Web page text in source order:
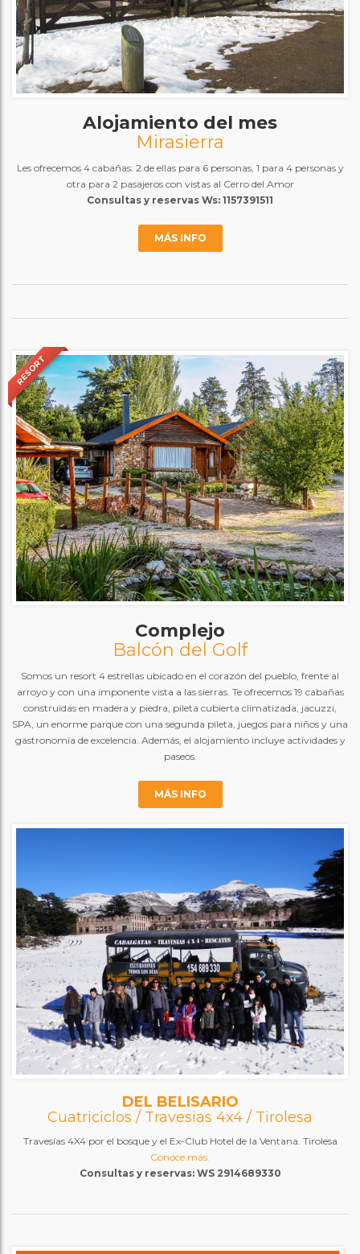
Alojamiento del mes
Mirasierra
Les ofrecemos 4 cabañas: 2 de ellas para 6 personas, 1 para 4 personas y
otra para 2 pasajeros con vistas al Cerro del Amor
Consultas y reservas Ws: 1157391511
MÁS INFO
RESORT
Complejo
Balcón del Golf
Somos un resort 4 estrellas ubicado en el corazón del pueblo, frente al
arroyo y con una imponente vista a las sierras. Te ofrecemos 19 cabañas
construidas en madera y piedra, pileta cubierta climatizada, jacuzzi,
SPA, un enorme parque con una segunda pileta, juegos para niños y una
gastronomía de excelencia. Además, el alojamiento incluye actividades y
paseos.
MÁS INFO
DEL BELISARIO
Cuatriciclos / Travesias 4x4 / Tirolesa
Travesías 4X4 por el bosque y el Ex-Club Hotel de la Ventana. Tirolesa
Conoce más.
Consultas y reservas: WS 2914689330